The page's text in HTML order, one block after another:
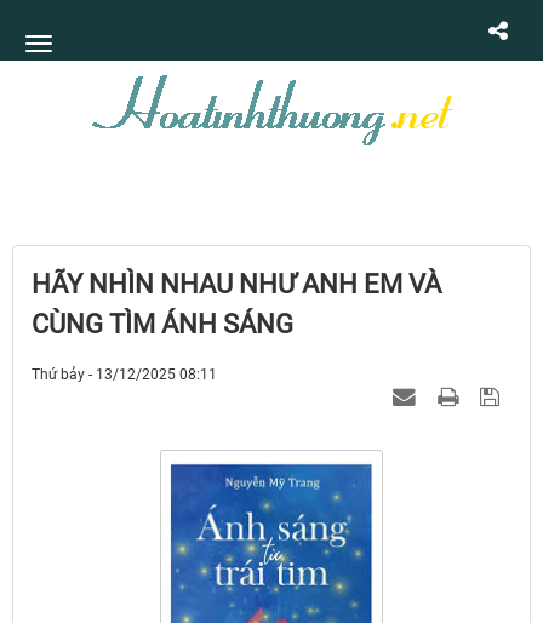
HÃY NHÌN NHAU NHƯ ANH EM VÀ
CÙNG TÌM ÁNH SÁNG
Thứ bảy - 13/12/2025 08:11